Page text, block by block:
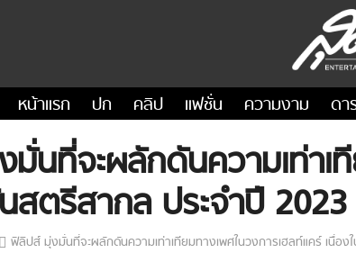
หน้าแรก ปก คลิป แฟชั่น ความงาม ดา
นที่จะผลักดันความเท่าเ
สตรีสากล ประจำปี 2023
ฟิลิปส์ มุ่งมั่นที่จะผลักดันความเท่าเทียมทางเพศในวงการเฮลท์แคร์ เนื่อ